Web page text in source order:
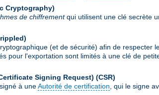
Cryptography)
de chiffrementqui utilisent une clé secrète
(et de sécurité) afin de respecter
pour l'exportation sont limités à une clé de
Signing Request) (CSR)
à uneAutorité de certification , qui le signe